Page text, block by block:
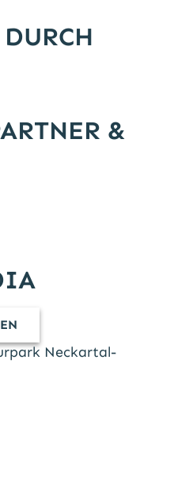
&
Neckartal-